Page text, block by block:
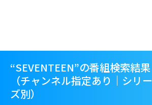
“SEVENTEEN”の番組検索結果
（チャンネル指定あり｜シリー
ズ別）